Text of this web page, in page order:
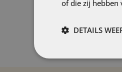
of die zij hebben
DETAILS